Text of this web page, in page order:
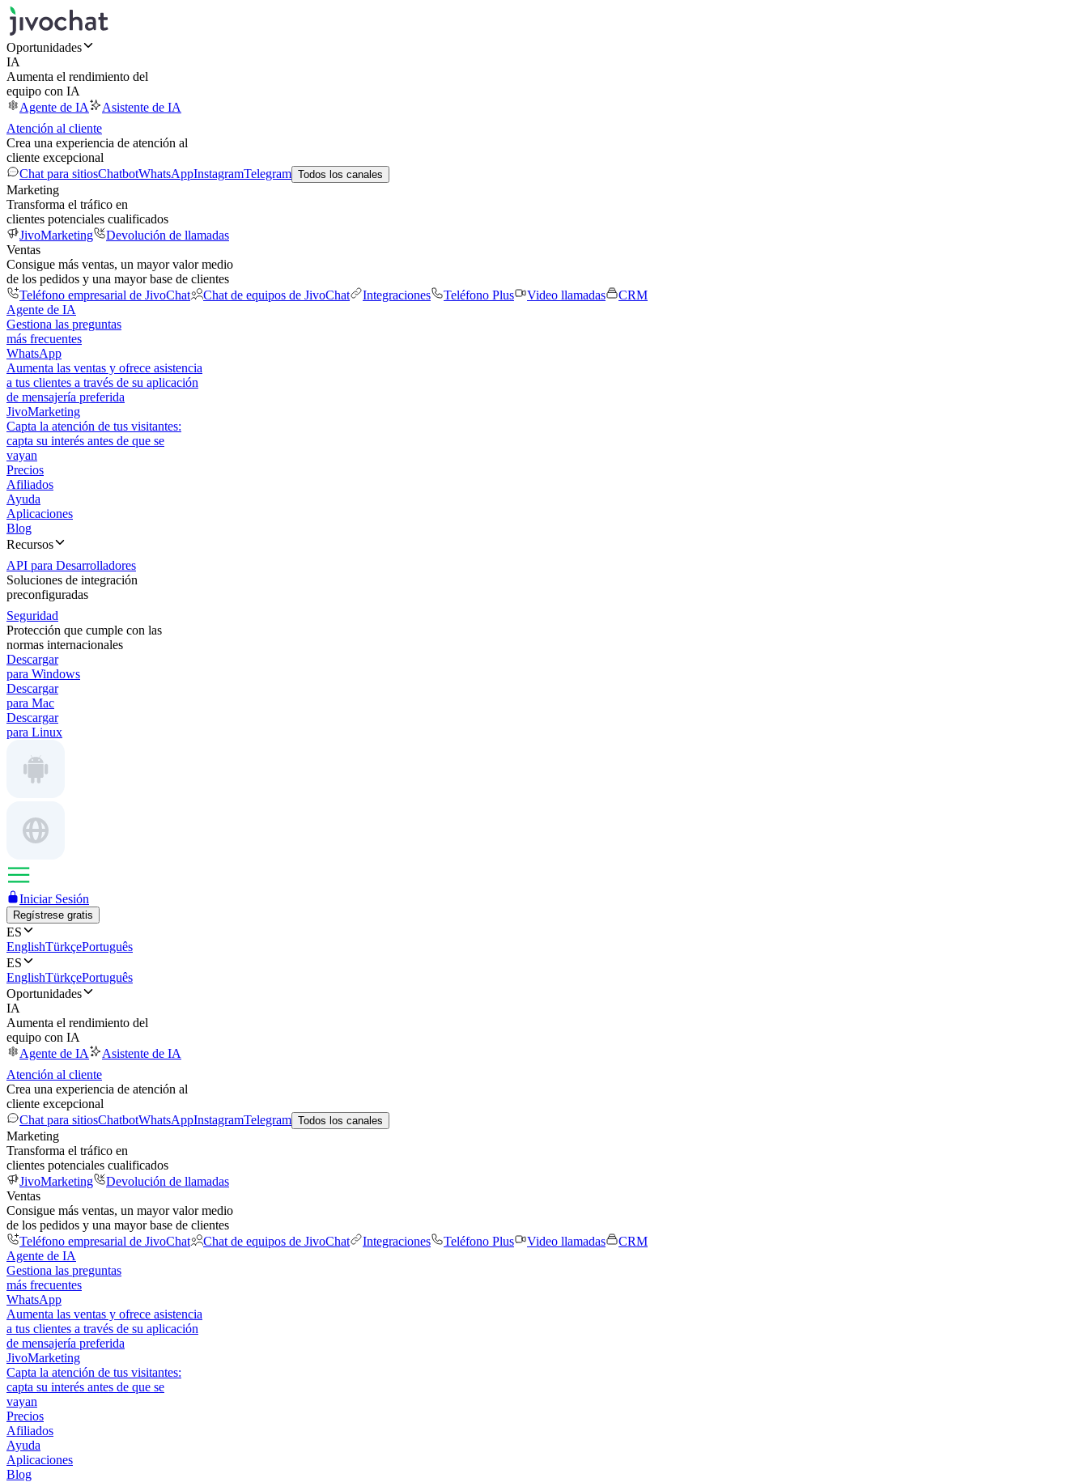
Oportunidades
IA
Aumenta el rendimiento del
equipo con IA
Agente de IA
Asistente de IA
Atención al cliente
Crea una experiencia de atención al
cliente excepcional
Chat para sitiosChatbotWhatsAppInstagramTelegram Todos los canales
Marketing
Transforma el tráfico en
clientes potenciales cualificados
JivoMarketing
Devolución de llamadas
Ventas
Consigue más ventas, un mayor valor medio
de los pedidos y una mayor base de clientes
Teléfono empresarial de JivoChat
Chat de equipos de JivoChat Integraciones Teléfono Plus Video llamadas
CRM
Agente de IA
Gestiona las preguntas
más frecuentes
WhatsApp
Aumenta las ventas y ofrece asistencia
a tus clientes a través de su aplicación
de mensajería preferida
JivoMarketing
Capta la atención de tus visitantes:
capta su interés antes de que se
vayan
Precios
Afiliados
Ayuda
Aplicaciones
Blog
Recursos
API para Desarrolladores
Soluciones de integración
preconfiguradas
Seguridad
Protección que cumple con las
normas internacionales
Descargar
para Windows
Descargar
para Mac
Descargar
para Linux
Iniciar Sesión
Regístrese gratis
ES
EnglishTürkçePortuguês
ES
EnglishTürkçePortuguês
Oportunidades
IA
Aumenta el rendimiento del
equipo con IA
Agente de IA
Asistente de IA
Atención al cliente
Crea una experiencia de atención al
cliente excepcional
Chat para sitiosChatbotWhatsAppInstagramTelegram Todos los canales
Marketing
Transforma el tráfico en
clientes potenciales cualificados
JivoMarketing
Devolución de llamadas
Ventas
Consigue más ventas, un mayor valor medio
de los pedidos y una mayor base de clientes
Teléfono empresarial de JivoChat
Chat de equipos de JivoChat Integraciones Teléfono Plus Video llamadas
CRM
Agente de IA
Gestiona las preguntas
más frecuentes
WhatsApp
Aumenta las ventas y ofrece asistencia
a tus clientes a través de su aplicación
de mensajería preferida
JivoMarketing
Capta la atención de tus visitantes:
capta su interés antes de que se
vayan
Precios
Afiliados
Ayuda
Aplicaciones
Blog